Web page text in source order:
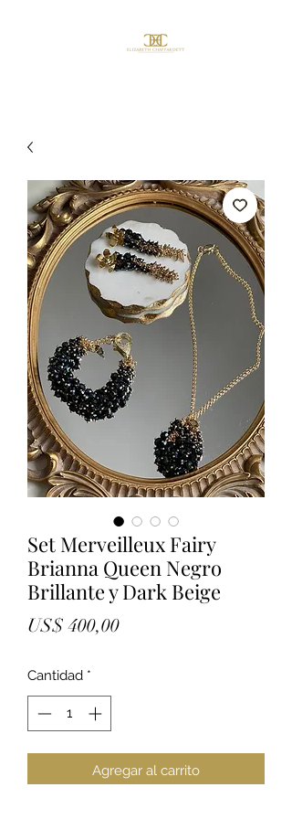
Set Merveilleux Fairy
Brianna Queen Negro
Brillante y Dark Beige
US$ 400,00Precio
Cantidad *
Agregar al carrito